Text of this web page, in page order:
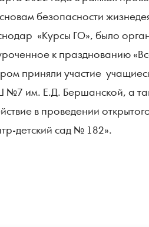
безопасности
«Курсы ГО», было
к празднованию
приняли участие
им. Е.Д. Бершанской, а
в проведении
детский сад № 182».